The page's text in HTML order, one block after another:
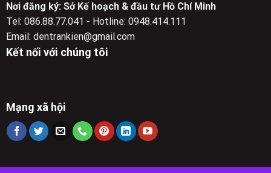
Nơi đăng ký: Sở Kế hoạch & đầu tư Hồ Chí Minh
Tel: 086.88.77.041 - Hotline: 0948.414.111
Email: dentrankien@gmail.com
Kết nối với chúng tôi
Mạng xã hội